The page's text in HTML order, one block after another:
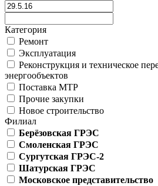
Категория
Ремонт
Эксплуатация
Реконструкция и техническое
энергообъектов
Поставка МТР
Прочие закупки
Новое строительство
Филиал
Берёзовская ГРЭС
Смоленская ГРЭС
Сургутская ГРЭС-2
Шатурская ГРЭС
Московское представительство